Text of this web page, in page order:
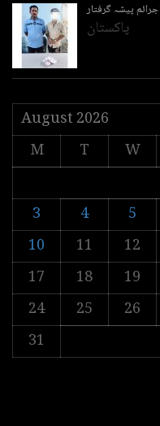
پاکستان
August 2026
M
T W
3
4 5
10
11 12
17
18 19
24
25 26
31